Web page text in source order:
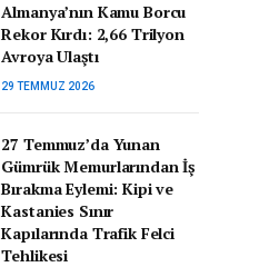
Almanya’nın Kamu Borcu
Rekor Kırdı: 2,66 Trilyon
Avroya Ulaştı
29 TEMMUZ 2026
27 Temmuz’da Yunan
Gümrük Memurlarından İş
Bırakma Eylemi: Kipi ve
Kastanies Sınır
Kapılarında Trafik Felci
Tehlikesi